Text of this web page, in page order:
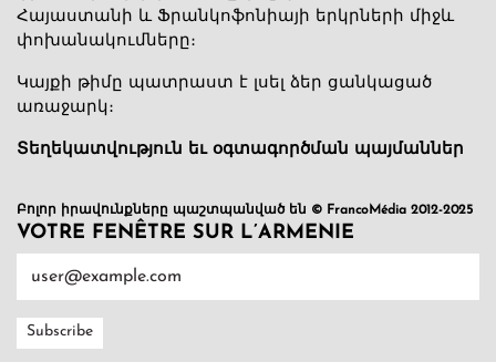
Հայաստանի և Ֆրանկոֆոնիայի երկրների միջև
փոխանակումները։
Կայքի թիմը պատրաստ է լսել ձեր ցանկացած
առաջարկ։
Տեղեկատվություն եւ օգտագործման պայմաններ
Բոլոր իրավունքները պաշտպանված են © FrancoMédia 2012-2025
VOTRE FENÊTRE SUR L’ARMENIE